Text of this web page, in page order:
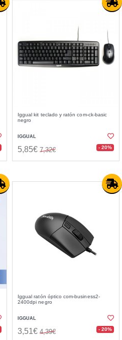
Iggual kit teclado y ratón com-ck-basic
negro
IGGUAL
5,85€ 7,32€ - 20%
Iggual ratón óptico com-business2-
2400dpi negro
IGGUAL
3,51€ 4,39€ - 20%